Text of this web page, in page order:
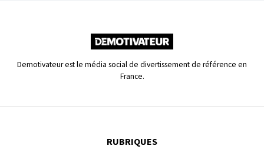
Demotivateur est le média social de divertissement de référence en
France.
RUBRIQUES